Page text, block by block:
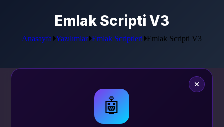
Emlak Scripti V3
Anasayfa Yazılımlar Emlak Scriptleri Emlak Scripti V3
🤖
2.100₺